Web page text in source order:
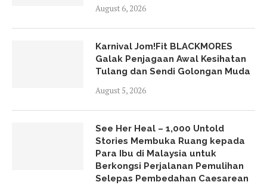
August 6, 2026
Karnival Jom!Fit BLACKMORES
Galak Penjagaan Awal Kesihatan
Tulang dan Sendi Golongan Muda
August 5, 2026
See Her Heal – 1,000 Untold
Stories Membuka Ruang kepada
Para Ibu di Malaysia untuk
Berkongsi Perjalanan Pemulihan
Selepas Pembedahan Caesarean